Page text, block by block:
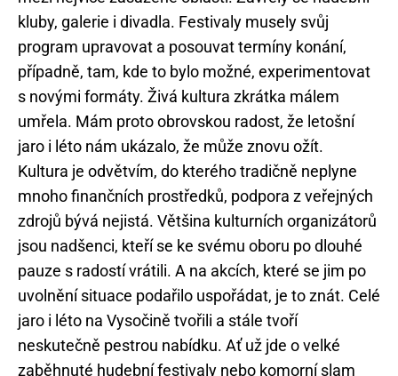
kluby, galerie i divadla. Festivaly musely svůj
program upravovat a posouvat termíny konání,
případně, tam, kde to bylo možné, experimentovat
s novými formáty. Živá kultura zkrátka málem
umřela. Mám proto obrovskou radost, že letošní
jaro i léto nám ukázalo, že může znovu ožít.
Kultura je odvětvím, do kterého tradičně neplyne
mnoho finančních prostředků, podpora z veřejných
zdrojů bývá nejistá. Většina kulturních organizátorů
jsou nadšenci, kteří se ke svému oboru po dlouhé
pauze s radostí vrátili. A na akcích, které se jim po
uvolnění situace podařilo uspořádat, je to znát. Celé
jaro i léto na Vysočině tvořili a stále tvoří
neskutečně pestrou nabídku. Ať už jde o velké
zaběhnuté hudební festivaly nebo komorní slam